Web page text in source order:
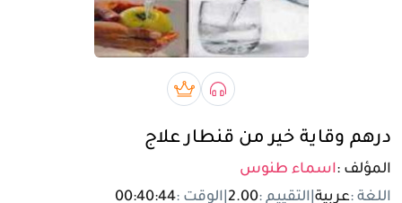
تسجيل الدخول
مستخدم جديد
صوتي bookبريميوم book
درهم وقاية خير من قنطار علاج
المؤلف :اسماء طنوس
اللغة :عربية التقييم :2.00 الوقت :00:40:44